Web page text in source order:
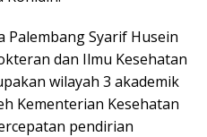
Palembang Syarif Husein
dan Ilmu Kesehatan
wilayah 3 akademik
Kementerian Kesehatan
pendirian